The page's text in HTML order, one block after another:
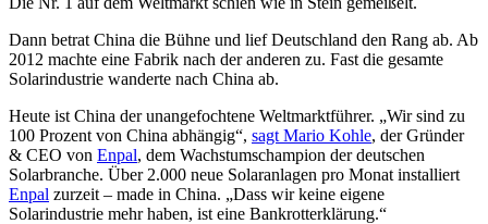
Dann betrat China die Bühne und lief Deutschland den Rang ab. Ab
2012 machte eine Fabrik nach der anderen zu. Fast die gesamte
Solarindustrie wanderte nach China ab.
Heute ist China der unangefochtene Weltmarktführer. „Wir sind zu
100 Prozent von China abhängig“, sagt Mario Kohle, der Gründer
& CEO von Enpal, dem Wachstumschampion der deutschen
Solarbranche. Über 2.000 neue Solaranlagen pro Monat installiert
Enpal zurzeit – made in China. „Dass wir keine eigene
Solarindustrie mehr haben, ist eine Bankrotterklärung.“